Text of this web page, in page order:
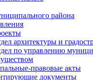
района
архитектуры и
по управлению
правовые акты
документы